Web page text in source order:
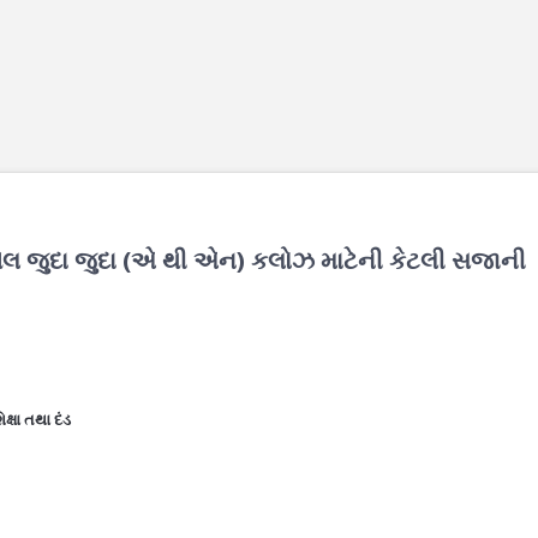
જુદા જુદા (એ થી એન) કલોઝ માટેની કેટલી સજાની
તથા દંડ